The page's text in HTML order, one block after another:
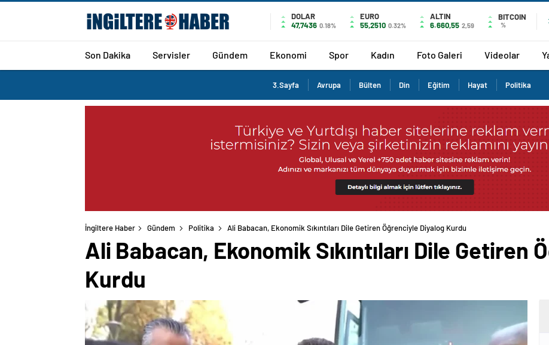
DOLAR
47,7436 0.18%
EURO
55,2510 0.32%
ALTIN
6.660,55 2,59
BITCOIN
%
Son Dakika Servisler Gündem Ekonomi Spor Kadın Foto Galeri Videolar
3.Sayfa Avrupa Bülten Din Eğitim Hayat Politika
İngiltere Haber Gündem Politika Ali Babacan, Ekonomik Sıkıntıları Dile Getiren Öğrenciyle Diyalog Kurdu
Ali Babacan, Ekonomik Sıkıntıları Dile Getiren
Kurdu